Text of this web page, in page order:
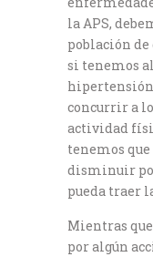
la APS,
población
si tenemos
hipertensión
concurrir a
actividad
tenemos
disminuir
pueda traer
Mientras
por algún